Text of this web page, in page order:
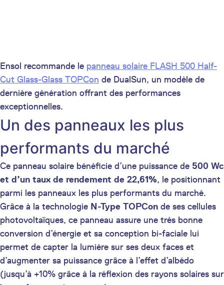
Ensol recommande le panneau solaire FLASH 500 Half-
Cut Glass-Glass TOPCon de DualSun, un modèle de
dernière génération offrant des performances
exceptionnelles.
Un des panneaux les plus
performants du marché
Ce panneau solaire bénéficie d’une puissance de 500 Wc
et d’un taux de rendement de 22,61%, le positionnant
parmi les panneaux les plus performants du marché.
Grâce à la technologie N-Type TOPCon de ses cellules
photovoltaïques, ce panneau assure une très bonne
conversion d’énergie et sa conception bi-faciale lui
permet de capter la lumière sur ses deux faces et
d’augmenter sa puissance grâce à l’effet d’albédo
(jusqu’à +10% grâce à la réflexion des rayons solaires sur